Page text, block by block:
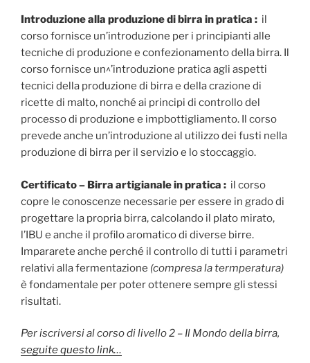
Introduzione alla produzione di birra in pratica : il
corso fornisce un’introduzione per i principianti alle
tecniche di produzione e confezionamento della birra. Il
corso fornisce un^’introduzione pratica agli aspetti
tecnici della produzione di birra e della crazione di
ricette di malto, nonché ai principi di controllo del
processo di produzione e impbottigliamento. Il corso
prevede anche un’introduzione al utilizzo dei fusti nella
produzione di birra per il servizio e lo stoccaggio.
Certificato – Birra artigianale in pratica : il corso
copre le conoscenze necessarie per essere in grado di
progettare la propria birra, calcolando il plato mirato,
l’IBU e anche il profilo aromatico di diverse birre.
Impararete anche perché il controllo di tutti i parametri
relativi alla fermentazione (compresa la termperatura)
è fondamentale per poter ottenere sempre gli stessi
risultati.
Per iscriversi al corso di livello 2 – Il Mondo della birra,
seguite questo link…